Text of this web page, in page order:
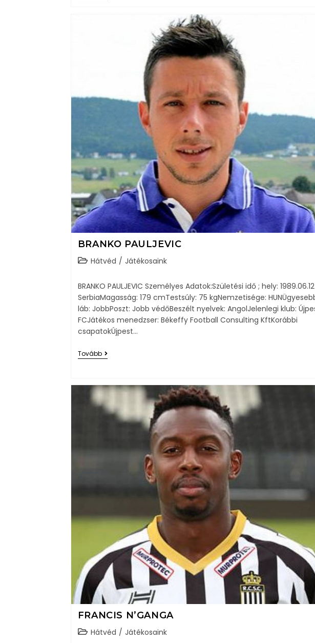
BRANKO PAULJEVIC
Hátvéd / Játékosaink
BRANKO PAULJEVIC Személyes Adatok:Születési idő ; hely:
SerbiaMagasság: 179 cmTestsúly: 75 kgNemzetisége:
láb: JobbPoszt: Jobb védőBeszélt nyelvek: AngolJelenlegi klub:
FCJátékos menedzser: Békeffy Football Consulting KftKorábbi
csapatokÚjpest…
Tovább
FRANCIS N’GANGA
Hátvéd / Játékosaink